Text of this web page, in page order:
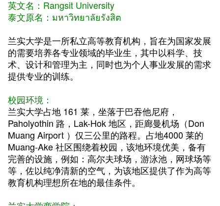
英文名： Rangsit University
泰文原名： มหาวิทยาลัยรังสิต
兰实大学是一所私立高等教育机构，旨在为国家发展
的需要培养各专业领域的毕业生，其中以科学、技
术、设计和管理为主，同时也为个人事业发展的需求
提供专业的训练。
校园环境：
兰实大学占地 161 莱，坐落于巴吞他尼府，
Paholyothin 路，Lak-Hok 地区，距廊曼机场（Don
Muang Airport ）仅三公里的路程。占地4000 莱的
Muang-Ake 社区围绕着校园，该地环境优美，备有
完善的设施，例如：高尔夫球场，游泳池，网球场等
等，佐以纯净清新的空气，为该地区提供了作为高等
教育机构理想所在地的最佳条件。